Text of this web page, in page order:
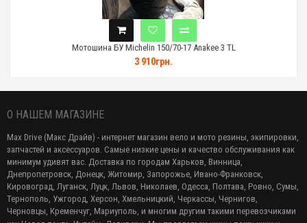
Мотошина БУ Michelin 150/70-17 Anakee 3 TL
О НАШЕМ МАГАЗИНЕ
Max Drive (Макс Драйв) - интернет магазин вело и мото резины, экипировки,
запчастей и аксессуаров. Самые низкие цены и качество обслуживания как
минимум удивят вас. Доставка по городам Харьков, Винница,
Днепропетровск, Донецк, Житомир, Запорожье, Ивано-Франковск,
Кировоград, Луганск, Луцк, Львов, Николаев, Одесса, Полтава, Ровно, Сумы,
Тернополь, Ужгород, Херсон, Хмельницкий, Черкассы, Чернигов,
Черновцы, Кременчуг, Мариуполь, и многим другим такими перевозчиками